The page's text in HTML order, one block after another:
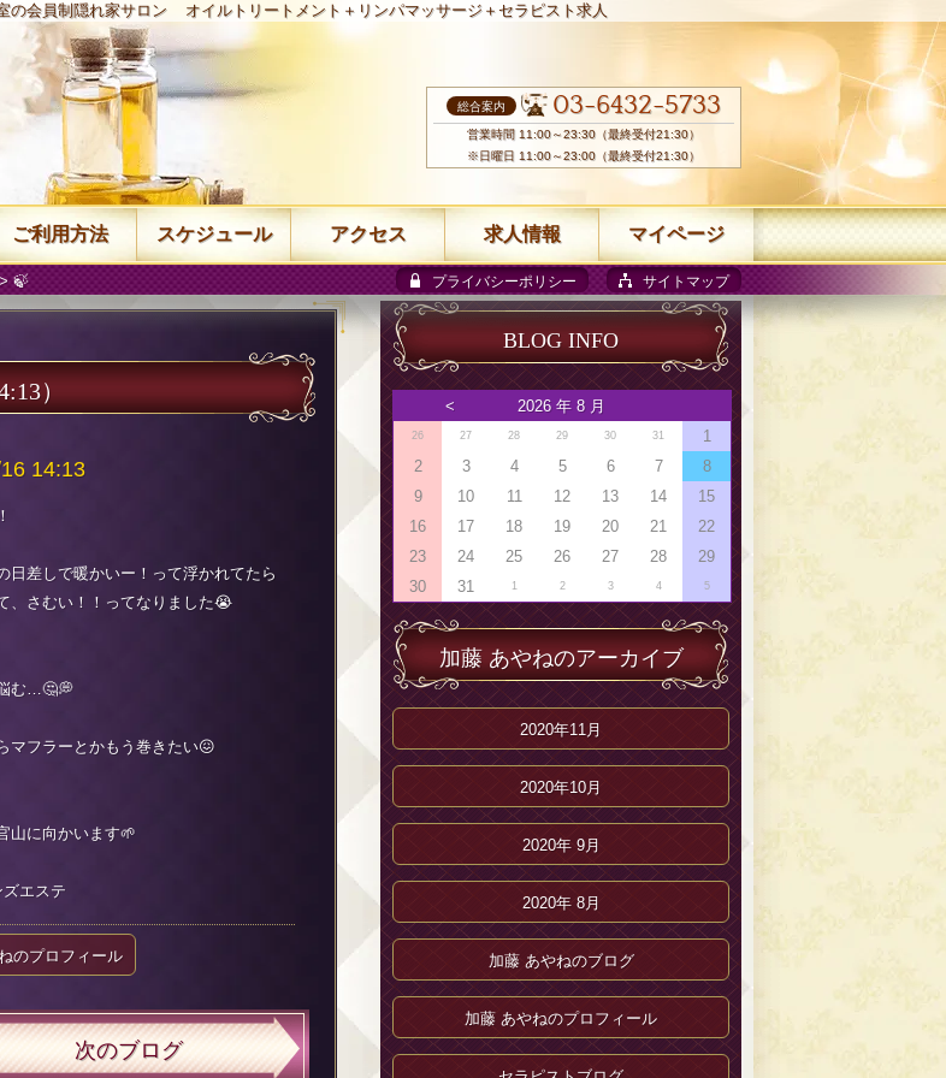
の会員制隠れ家サロン オイルトリートメント＋リンパマッサージ＋セラピスト求人
🍃 プライバシーポリシー サイトマップ
）
14:13
日差しで暖かいー！って浮かれてたら
、さむい！！ってなりました😭
む…🤔💭
マフラーとかもう巻きたい😖
山に向かいます🌱
エステ
のプロフィール
次のブログ
BLOG INFO
< 2026 年 8 月
26 27 28 29 30 31
1
2
3 4 5 6 7
8
9
10 11 12 13 14
15
16
17 18 19 20 21
22
23
24 25 26 27 28
29
30
31 1 2 3 4 5
加藤 あやねのアーカイブ
2020年11月
2020年10月
2020年 9月
2020年 8月
加藤 あやねのブログ
加藤 あやねのプロフィール
総合案内 03-6432-5733
営業時間 11:00～23:30（最終受付21:30）
※日曜日 11:00～23:00（最終受付21:30）
ご利用方法 スケジュール アクセス 求人情報 マイページ